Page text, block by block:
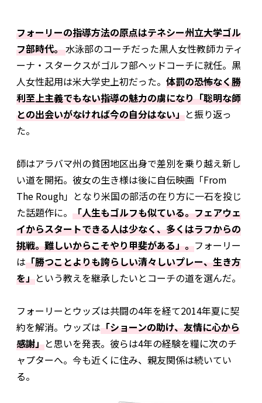
フォーリーの指導方法の原点はテネシー州立大学ゴル
フ部時代。水泳部のコーチだった黒人女性教師カティ
ーナ・スタークスがゴルフ部ヘッドコーチに就任。黒
人女性起用は米大学史上初だった。 体罰の恐怖なく勝
利至上主義でもない指導の魅力の虜になり「聡明な師
との出会いがなければ今の自分はない」と振り返っ
た。
師はアラバマ州の貧困地区出身で差別を乗り越え新し
い道を開拓。彼女の生き様は後に自伝映画「From
The Rough」となり米国の部活の在り方に一石を投じ
た話題作に。 「人生もゴルフも似ている。フェアウェ
イからスタートできる人は少なく、多くはラフからの
挑戦。難しいからこそやり甲斐がある」。フォーリー
は「勝つことよりも誇らしい清々しいプレー、生き方
を」という教えを継承したいとコーチの道を選んだ。
フォーリーとウッズは共闘の4年を経て2014年夏に契
約を解消。ウッズは「ショーンの助け、友情に心から
感謝」と思いを発表。彼らは4年の経験を糧に次のチ
ャプターへ。今も近くに住み、親友関係は続いてい
る。